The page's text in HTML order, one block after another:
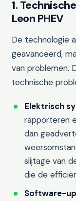
1.
Leon PHEV
De technologie
geavanceerd,
van problemen.
technische
Elektrisch
rapporteren
dan
slijtage van
die de
Software-